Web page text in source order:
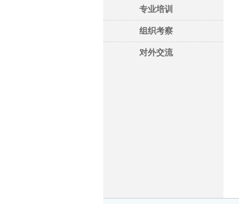
专业培训
组织考察
对外交流